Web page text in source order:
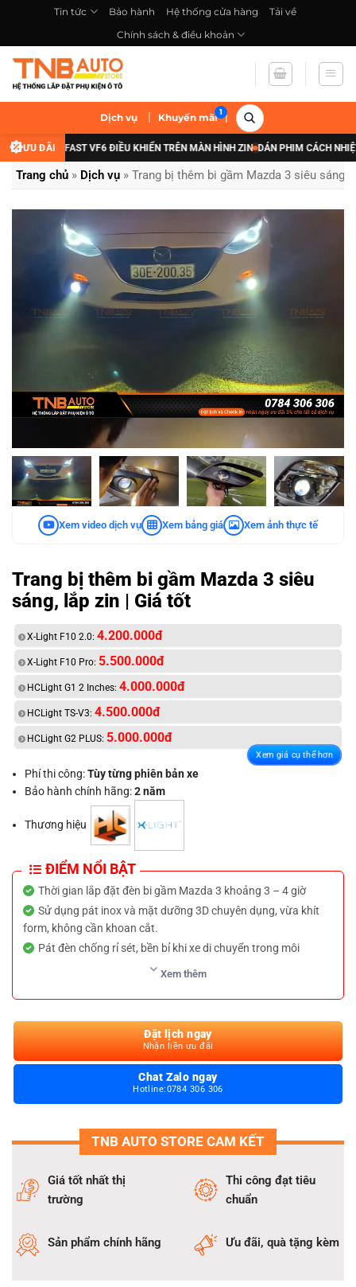
nội
dung
Tin tức Bảo hành Hệ thống cửa hàng
Tải về
Chính sách & điều khoản
Dịch vụ | Khuyến mãi |
ƯU ĐÃIVF6 ĐIỀU KHIỂN TRÊN MÀN HÌNH ZIN DÁN PHIM CÁCH NHIỆT XE
Trang chủ » Dịch vụ » Trang bị thêm bi gầm Mazda 3 siêu sáng,
Xem video dịch vụ Xem bảng giá Xem ảnh thực tế
Trang bị thêm bi gầm Mazda 3 siêu
sáng, lắp zin | Giá tốt
X-Light F10 2.0: 4.200.000đ
X-Light F10 Pro: 5.500.000đ
HCLight G1 2 Inches: 4.000.000đ
HCLight TS-V3: 4.500.000đ
HCLight G2 PLUS: 5.000.000đ
Phí thi công:Tùy từng phiên bản xe
Bảo hành chính hãng:2 năm
Thương hiệu
Xem giá cụ thể hơn
ĐIỂM NỔI BẬT
Thời gian lắp đặt đèn bi gầm Mazda 3 khoảng 3 – 4 giờ
Sử dụng pát inox và mặt dưỡng 3D chuyên dụng, vừa khít
form, không cần khoan cắt.
Pát đèn chống rỉ sét, bền bỉ khi xe di chuyển trong môi
nguyên bảo hành hãng.
Căn chỉnh ánh sáng chuẩn kỹ thuật, không gây chói, tăng
tầm nhìn khi đi đêm hoặc trời mưa.
Ánh sáng mạnh, gom và rõ nét giúp lái xe an toàn hơn trong
Kỹ thuật viên kinh nghiệm trên 6 năm, lắp đặt chính xác,
thẩm mỹ cao.
Bảo hành kỹ thuật trọn đời, sản phẩm bảo hành đến 2 năm.
Giá niêm yết rõ ràng, không phát sinh chi phí ngoài báo giá.
Hỗ trợ trả góp 0% giúp khách hàng không lo ngại tài chính
khi nâng cấp hệ thống chiếu sáng Mazda 3.
Xem thêm
Đặt lịch ngay
Nhận liền ưu đãi
Chat Zalo ngay
Hotline:0784 306 306
TNB AUTO STORE CAM KẾT
Giá tốt nhất thị
trường
Thi công đạt tiêu
chuẩn
Sản phẩm chính hãng Ưu đãi, quà tặng kèm